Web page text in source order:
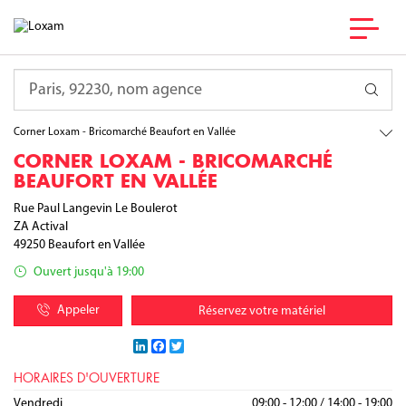
France
Corner Loxam - Bricomarché Beaufort en Vallée
CORNER LOXAM - BRICOMARCHÉ
BEAUFORT EN VALLÉE
Rue Paul Langevin Le Boulerot
ZA Actival
49250 Beaufort en Vallée
Ouvert jusqu'à 19:00
Appeler Réservez votre matériel
LinkedInFacebook
HORAIRES D'OUVERTURE